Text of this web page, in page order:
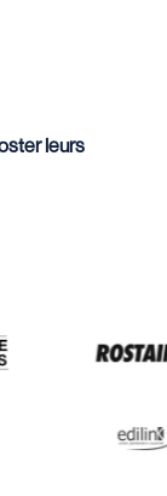
leurs